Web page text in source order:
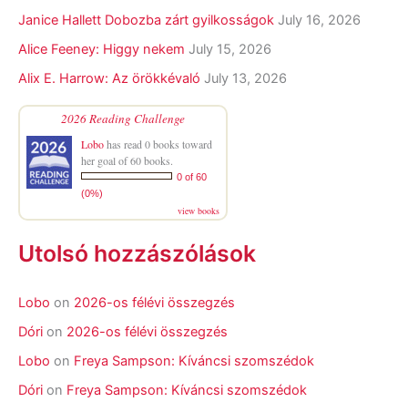
Janice Hallett Dobozba zárt gyilkosságok July 16, 2026
Alice Feeney: Higgy nekem July 15, 2026
Alix E. Harrow: Az örökkévaló July 13, 2026
2026 Reading Challenge
Lobohas read 0 books toward
her goal of 60 books.
0 of 60
(0%)
view books
Utolsó hozzászólások
Lobo on 2026-os félévi összegzés
Dóri on 2026-os félévi összegzés
Lobo on Freya Sampson: Kíváncsi szomszédok
Dóri on Freya Sampson: Kíváncsi szomszédok